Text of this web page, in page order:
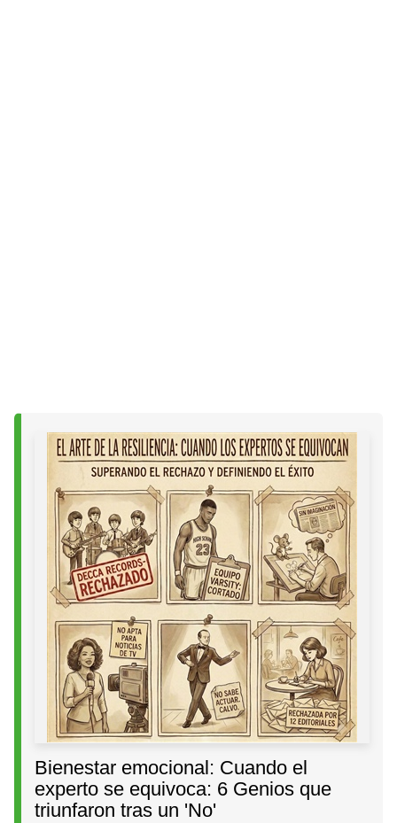
Bienestar emocional: Cuando el
experto se equivoca: 6 Genios que
triunfaron tras un 'No'